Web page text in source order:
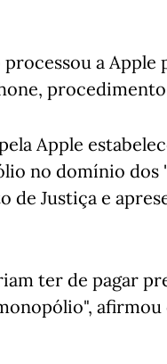
a
Apple
no domínio dos
de Justiça e
ter de pagar